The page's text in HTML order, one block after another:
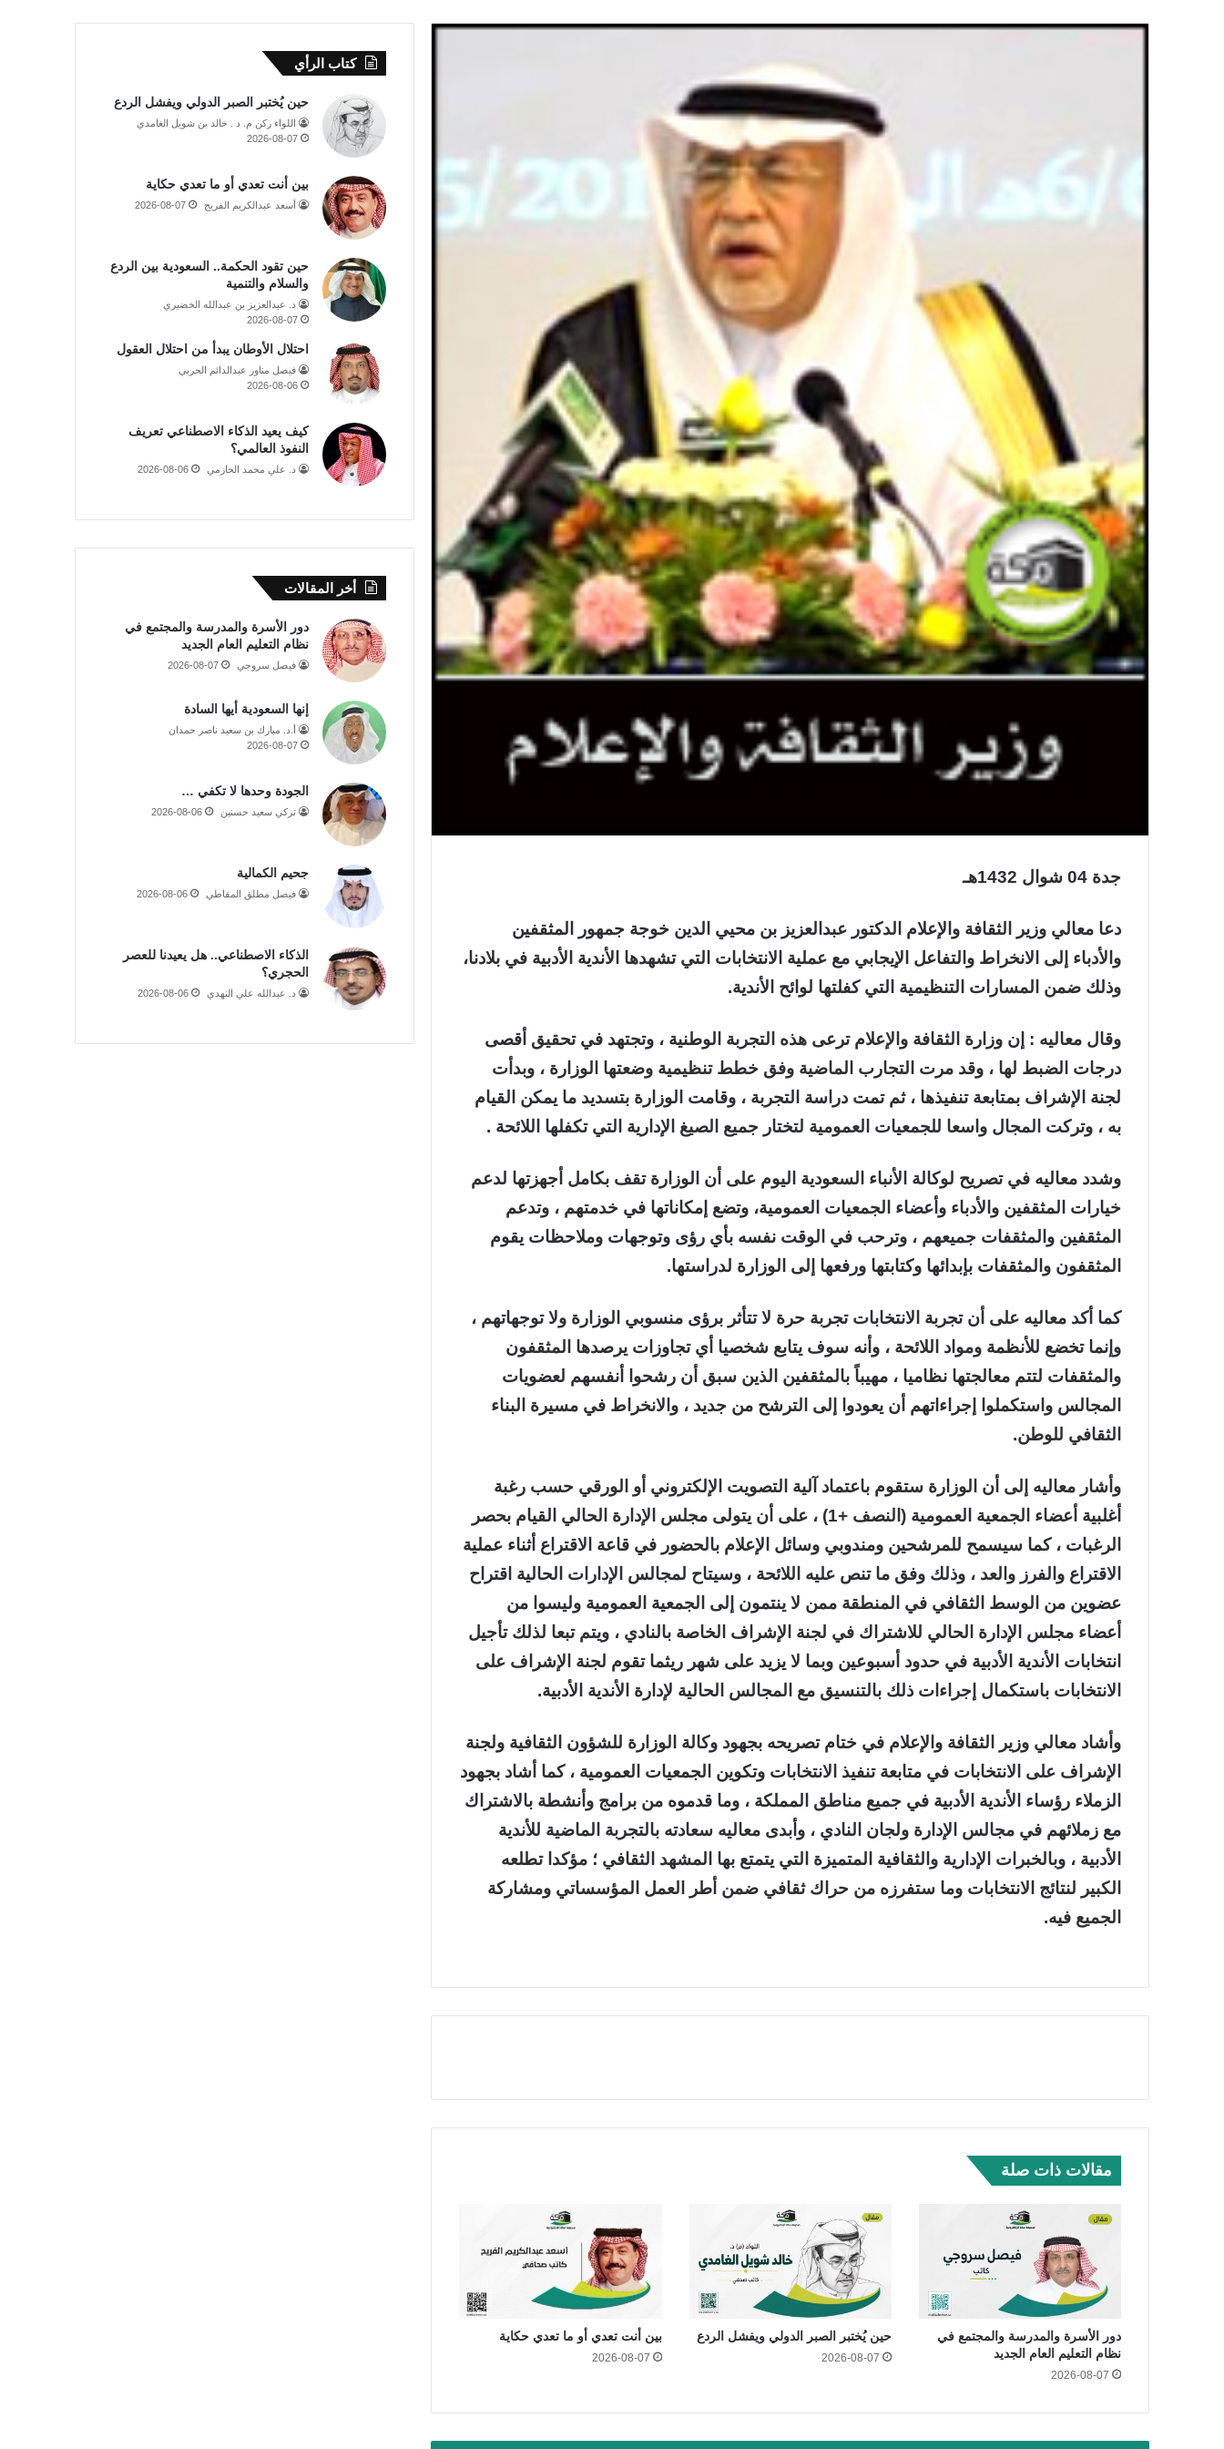
جدة 04 شوال 1432هـ
دعا معالي وزير الثقافة والإعلام الدكتور عبدالعزيز بن محيي الدين خوجة جمهور المثقفين
والأدباء إلى الانخراط والتفاعل الإيجابي مع عملية الانتخابات التي تشهدها الأندية الأدبية في بلادنا،
وذلك ضمن المسارات التنظيمية التي كفلتها لوائح الأندية.
وقال معاليه : إن وزارة الثقافة والإعلام ترعى هذه التجربة الوطنية ، وتجتهد في تحقيق أقصى
درجات الضبط لها ، وقد مرت التجارب الماضية وفق خطط تنظيمية وضعتها الوزارة ، وبدأت
لجنة الإشراف بمتابعة تنفيذها ، ثم تمت دراسة التجربة ، وقامت الوزارة بتسديد ما يمكن القيام
به ، وتركت المجال واسعا للجمعيات العمومية لتختار جميع الصيغ الإدارية التي تكفلها اللائحة .
وشدد معاليه في تصريح لوكالة الأنباء السعودية اليوم على أن الوزارة تقف بكامل أجهزتها لدعم
خيارات المثقفين والأدباء وأعضاء الجمعيات العمومية، وتضع إمكاناتها في خدمتهم ، وتدعم
المثقفين والمثقفات جميعهم ، وترحب في الوقت نفسه بأي رؤى وتوجهات وملاحظات يقوم
المثقفون والمثقفات بإبدائها وكتابتها ورفعها إلى الوزارة لدراستها.
كما أكد معاليه على أن تجربة الانتخابات تجربة حرة لا تتأثر برؤى منسوبي الوزارة ولا توجهاتهم ،
وإنما تخضع للأنظمة ومواد اللائحة ، وأنه سوف يتابع شخصيا أي تجاوزات يرصدها المثقفون
والمثقفات لتتم معالجتها نظاميا ، مهيباً بالمثقفين الذين سبق أن رشحوا أنفسهم لعضويات
المجالس واستكملوا إجراءاتهم أن يعودوا إلى الترشح من جديد ، والانخراط في مسيرة البناء
الثقافي للوطن.
وأشار معاليه إلى أن الوزارة ستقوم باعتماد آلية التصويت الإلكتروني أو الورقي حسب رغبة
أغلبية أعضاء الجمعية العمومية (النصف +1) ، على أن يتولى مجلس الإدارة الحالي القيام بحصر
الرغبات ، كما سيسمح للمرشحين ومندوبي وسائل الإعلام بالحضور في قاعة الاقتراع أثناء عملية
الاقتراع والفرز والعد ، وذلك وفق ما تنص عليه اللائحة ، وسيتاح لمجالس الإدارات الحالية اقتراح
عضوين من الوسط الثقافي في المنطقة ممن لا ينتمون إلى الجمعية العمومية وليسوا من
أعضاء مجلس الإدارة الحالي للاشتراك في لجنة الإشراف الخاصة بالنادي ، ويتم تبعا لذلك تأجيل
انتخابات الأندية الأدبية في حدود أسبوعين وبما لا يزيد على شهر ريثما تقوم لجنة الإشراف على
الانتخابات باستكمال إجراءات ذلك بالتنسيق مع المجالس الحالية لإدارة الأندية الأدبية.
وأشاد معالي وزير الثقافة والإعلام في ختام تصريحه بجهود وكالة الوزارة للشؤون الثقافية ولجنة
الإشراف على الانتخابات في متابعة تنفيذ الانتخابات وتكوين الجمعيات العمومية ، كما أشاد بجهود
الزملاء رؤساء الأندية الأدبية في جميع مناطق المملكة ، وما قدموه من برامج وأنشطة بالاشتراك
مع زملائهم في مجالس الإدارة ولجان النادي ، وأبدى معاليه سعادته بالتجربة الماضية للأندية
الأدبية ، وبالخبرات الإدارية والثقافية المتميزة التي يتمتع بها المشهد الثقافي ؛ مؤكدا تطلعه
الكبير لنتائج الانتخابات وما ستفرزه من حراك ثقافي ضمن أطر العمل المؤسساتي ومشاركة
الجميع فيه.
مقالات ذات صلة
دور الأسرة والمدرسة والمجتمع في
نظام التعليم العام الجديد
2026-08-07
حين يُختبر الصبر الدولي ويفشل الردع
2026-08-07
بين أنت تعدي أو ما تعدي حكاية
2026-08-07
كتاب الرأي
حين يُختبر الصبر الدولي ويفشل الردع
اللواء ركن م. د . خالد بن شويل الغامدي
2026-08-07
بين أنت تعدي أو ما تعدي حكاية
أسعد عبدالكريم الفريح 2026-08-07
حين تقود الحكمة.. السعودية بين الردع
والسلام والتنمية
د. عبدالعزيز بن عبدالله الخضيري
2026-08-07
احتلال الأوطان يبدأ من احتلال العقول
فيصل مناور عبدالدائم الحربي
2026-08-06
كيف يعيد الذكاء الاصطناعي تعريف
النفوذ العالمي؟
د. علي محمد الحازمي 2026-08-06
أخر المقالات
دور الأسرة والمدرسة والمجتمع في
نظام التعليم العام الجديد
فيصل سروجي 2026-08-07
إنها السعودية أيها السادة
أ.د. مبارك بن سعيد ناصر حمدان
2026-08-07
الجودة وحدها لا تكفي …
تركي سعيد حسنين 2026-08-06
جحيم الكمالية
فيصل مطلق المقاطي 2026-08-06
الذكاء الاصطناعي.. هل يعيدنا للعصر
الحجري؟
د. عبدالله علي النهدي 2026-08-06